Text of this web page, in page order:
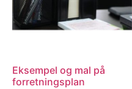
Eksempel og mal på
forretningsplan